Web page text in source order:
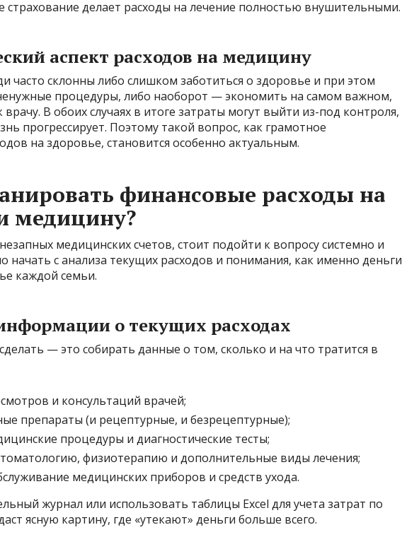
страхование делает расходы на лечение полностью внушительными.
аспект расходов на медицину
часто склонны либо слишком заботиться о здоровье и при этом
процедуры, либо наоборот — экономить на самом важном,
В обоих случаях в итоге затраты могут выйти из-под контроля,
прогрессирует. Поэтому такой вопрос, как грамотное
на здоровье, становится особенно актуальным.
финансовые расходы на
медицину?
медицинских счетов, стоит подойти к вопросу системно и
начать с анализа текущих расходов и понимания, как именно деньги
каждой семьи.
о текущих расходах
— это собирать данные о том, сколько и на что тратится в
и консультаций врачей;
препараты (и рецептурные, и безрецептурные);
процедуры и диагностические тесты;
физиотерапию и дополнительные виды лечения;
медицинских приборов и средств ухода.
журнал или использовать таблицы Excel для учета затрат по
ясную картину, где «утекают» деньги больше всего.